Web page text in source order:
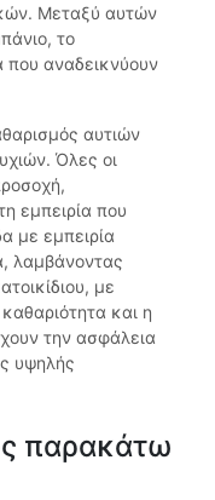
Μεταξύ αυτών
το
που αναδεικνύουν
αυτιών
Όλες οι
εμπειρία που
με εμπειρία
λαμβάνοντας
με
και η
την ασφάλεια
υψηλής
παρακάτω